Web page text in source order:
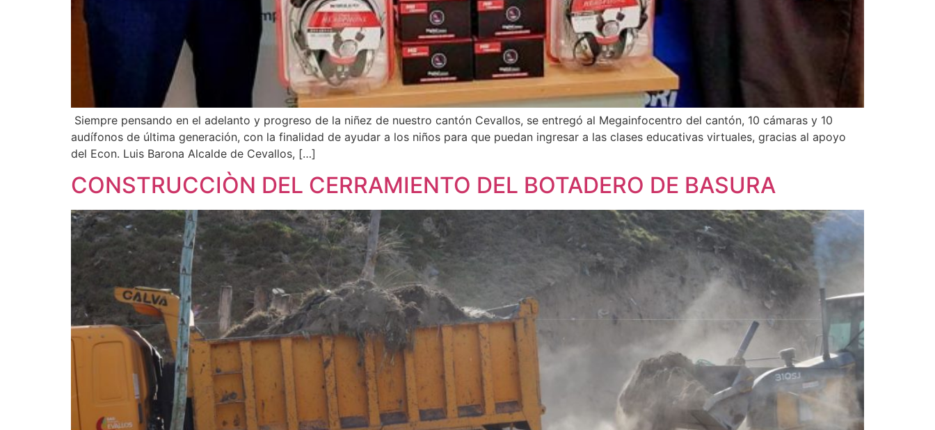
Siempre pensando en el adelanto y progreso de la niñez de nuestro cantón Cevallos, se entregó al Megainfocentro del cantón, 10 cámaras y 10
audífonos de última generación, con la finalidad de ayudar a los niños para que puedan ingresar a las clases educativas virtuales, gracias al apoyo
del Econ. Luis Barona Alcalde de Cevallos, […]
CONSTRUCCIÒN DEL CERRAMIENTO DEL BOTADERO DE BASURA